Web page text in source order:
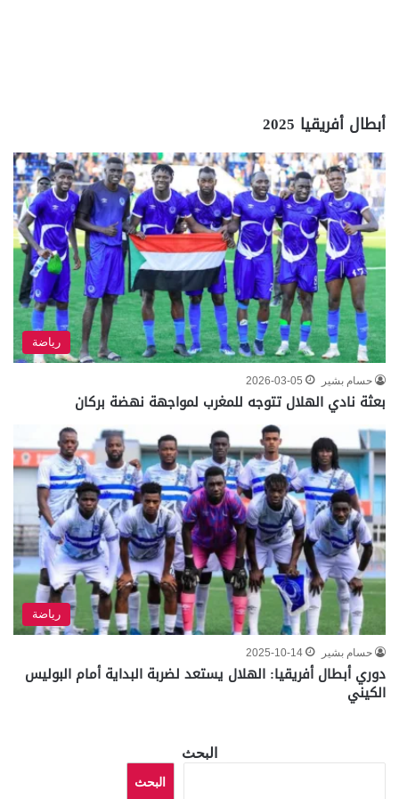
أبطال أفريقيا 2025
رياضة
حسام بشير 2026-03-05
بعثة نادي الهلال تتوجه للمغرب لمواجهة نهضة بركان
رياضة
حسام بشير 2025-10-14
دوري أبطال أفريقيا: الهلال يستعد لضربة البداية أمام البوليس
الكيني
البحث
البحث